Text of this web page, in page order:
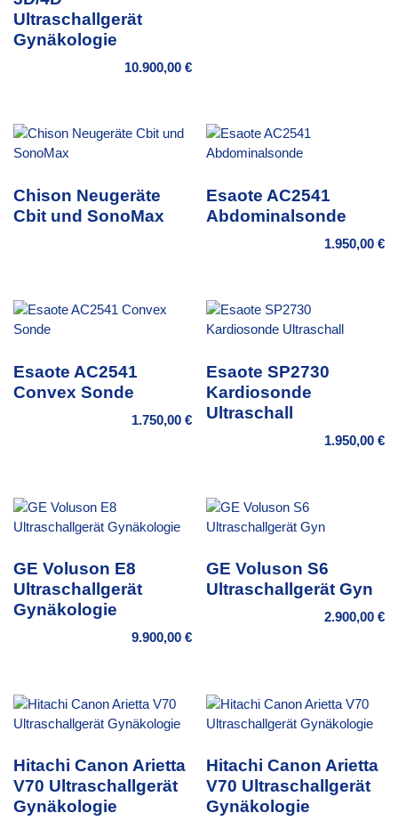
Ultraschallgerät
Gynäkologie
10.900,00 €
Chison Neugeräte
Cbit und SonoMax
Esaote AC2541
Abdominalsonde
1.950,00 €
Esaote AC2541
Convex Sonde
1.750,00 €
Esaote SP2730
Kardiosonde
Ultraschall
1.950,00 €
GE Voluson E8
Ultraschallgerät
Gynäkologie
9.900,00 €
GE Voluson S6
Ultraschallgerät Gyn
2.900,00 €
Hitachi Canon Arietta
V70 Ultraschallgerät
Gynäkologie
Hitachi Canon Arietta
V70 Ultraschallgerät
Gynäkologie